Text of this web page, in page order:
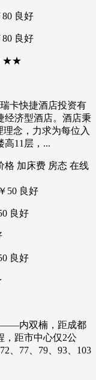
良好
良好
: ★★
卡快捷酒店投资有
经济型酒店。酒店秉
念，力求为每位入
高11层，...
加床费 房态 在线
50 良好
良好
良好
内双楠，距成都
，距市中心仅2公
、77、79、93、103